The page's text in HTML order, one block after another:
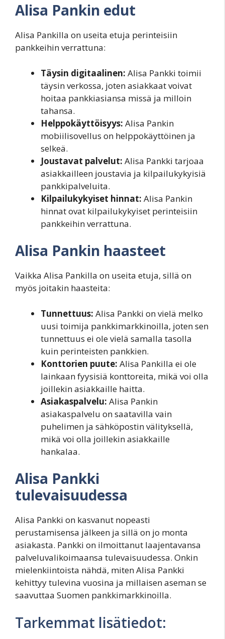
Alisa Pankin edut
Alisa Pankilla on useita etuja perinteisiin
pankkeihin verrattuna:
Täysin digitaalinen: Alisa Pankki toimii
täysin verkossa, joten asiakkaat voivat
hoitaa pankkiasiansa missä ja milloin
tahansa.
Helppokäyttöisyys: Alisa Pankin
mobiilisovellus on helppokäyttöinen ja
selkeä.
Joustavat palvelut: Alisa Pankki tarjoaa
asiakkailleen joustavia ja kilpailukykyisiä
pankkipalveluita.
Kilpailukykyiset hinnat: Alisa Pankin
hinnat ovat kilpailukykyiset perinteisiin
pankkeihin verrattuna.
Alisa Pankin haasteet
Vaikka Alisa Pankilla on useita etuja, sillä on
myös joitakin haasteita:
Tunnettuus: Alisa Pankki on vielä melko
uusi toimija pankkimarkkinoilla, joten sen
tunnettuus ei ole vielä samalla tasolla
kuin perinteisten pankkien.
Konttorien puute: Alisa Pankilla ei ole
lainkaan fyysisiä konttoreita, mikä voi olla
joillekin asiakkaille haitta.
Asiakaspalvelu: Alisa Pankin
asiakaspalvelu on saatavilla vain
puhelimen ja sähköpostin välityksellä,
mikä voi olla joillekin asiakkaille
hankalaa.
Alisa Pankki
tulevaisuudessa
Alisa Pankki on kasvanut nopeasti
perustamisensa jälkeen ja sillä on jo monta
asiakasta. Pankki on ilmoittanut laajentavansa
palveluvalikoimaansa tulevaisuudessa. Onkin
mielenkiintoista nähdä, miten Alisa Pankki
kehittyy tulevina vuosina ja millaisen aseman se
saavuttaa Suomen pankkimarkkinoilla.
Tarkemmat lisätiedot: